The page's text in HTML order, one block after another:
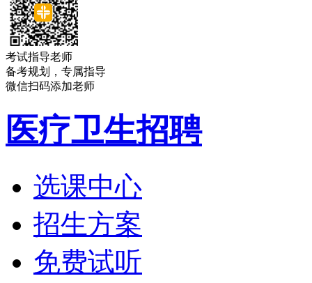
考试指导老师
备考规划，专属指导
微信扫码添加老师
医疗卫生招聘
选课中心
招生方案
免费试听